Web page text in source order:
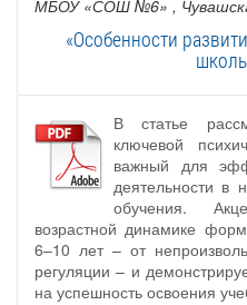
МБОУ «СОШ №6» ,
«Особенности
В статье
ключевой
важный для
деятельности в
обучения.
возрастной динамике
6–10 лет – от
регуляции – и
на успешность освоения